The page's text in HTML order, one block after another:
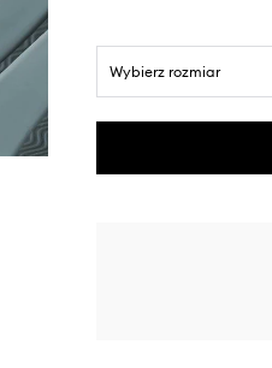
Wybierz rozmiar